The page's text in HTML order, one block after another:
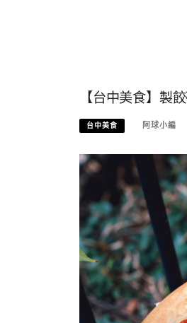
【台中美食】製
台中美食 阿球小編